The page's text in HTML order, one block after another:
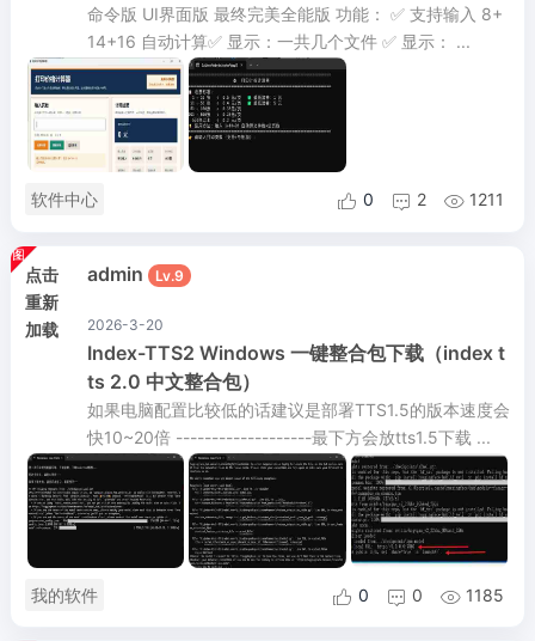
命令版 UI界面版 最终完美全能版 功能： ✅ 支持输入 8+
14+16 自动计算✅ 显示：一共几个文件 ✅ 显示： ...
软件中心  0  2  1211
点击
重新
加载
admin Lv.9
2026-3-20
Index-TTS2 Windows 一键整合包下载（index t
ts 2.0 中文整合包）
如果电脑配置比较低的话建议是部署TTS1.5的版本速度会
快10~20倍 -------------------最下方会放tts1.5下载 ...
我的软件  0  0  1185